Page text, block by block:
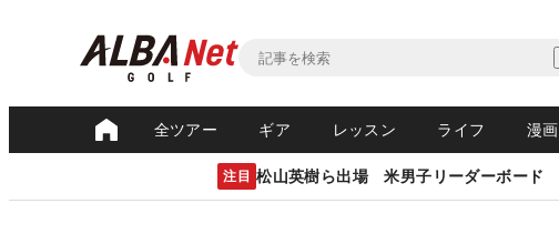
全ツアー ギア レッスン ライフ 漫画
注目 松山英樹ら出場 米男子リーダーボード